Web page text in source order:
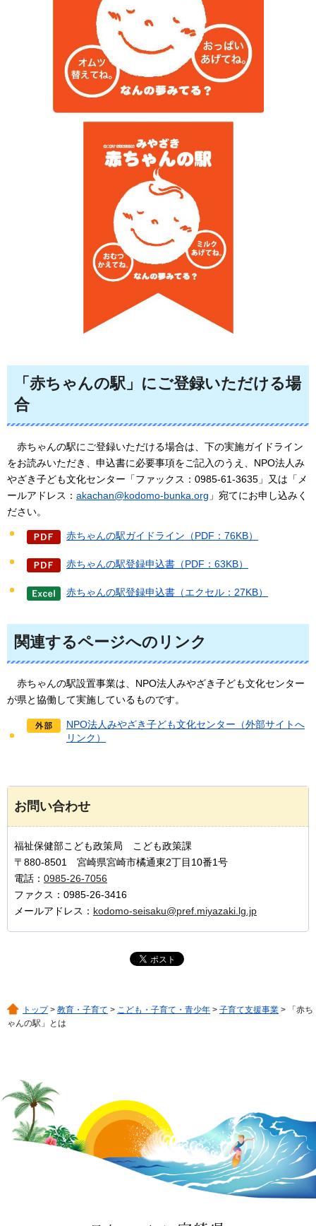
「赤ちゃんの駅」にご登録いただける場
合
赤ちゃんの駅にご登録いただける場合は、下の実施ガイドライン
をお読みいただき、申込書に必要事項をご記入のうえ、NPO法人み
やざき子ども文化センター「ファックス：0985-61-3635」又は「メ
ールアドレス： akachan@kodomo-bunka.org 」宛てにお申し込みく
ださい。
赤ちゃんの駅ガイドライン（PDF：76KB）
赤ちゃんの駅登録申込書（PDF：63KB）
赤ちゃんの駅登録申込書（エクセル：27KB）
関連するページへのリンク
赤ちゃんの駅設置事業は、NPO法人みやざき子ども文化センター
が県と協働して実施しているものです。
NPO法人みやざき子ども文化センター（外部サイトへ
リンク）
お問い合わせ
福祉保健部こども政策局 こども政策課
〒880-8501 宮崎県宮崎市橘通東2丁目10番1号
電話： 0985-26-7056
ファクス：0985-26-3416
メールアドレス： kodomo-seisaku@pref.miyazaki.lg.jp
トップ> 教育・子育て > こども・子育て・青少年 > 子育て支援事業 > 「赤ち
ゃんの駅」とは